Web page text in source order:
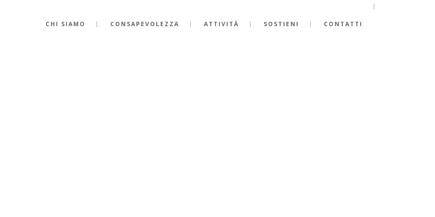
CHI SIAMO CONSAPEVOLEZZA ATTIVITÀ SOSTIENI CONTATTI